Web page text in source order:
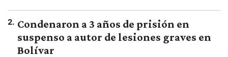
2. Condenaron a 3 años de prisión en
suspenso a autor de lesiones graves en
Bolívar